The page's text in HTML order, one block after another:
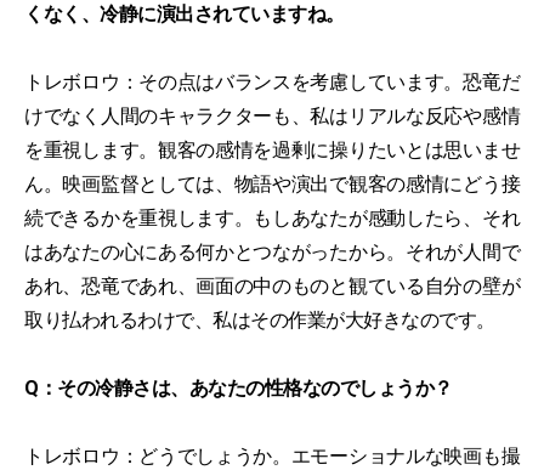
くなく、冷静に演出されていますね。
トレボロウ：その点はバランスを考慮しています。恐竜だ
けでなく人間のキャラクターも、私はリアルな反応や感情
を重視します。観客の感情を過剰に操りたいとは思いませ
ん。映画監督としては、物語や演出で観客の感情にどう接
続できるかを重視します。もしあなたが感動したら、それ
はあなたの心にある何かとつながったから。それが人間で
あれ、恐竜であれ、画面の中のものと観ている自分の壁が
取り払われるわけで、私はその作業が大好きなのです。
Q：その冷静さは、あなたの性格なのでしょうか？
トレボロウ：どうでしょうか。エモーショナルな映画も撮